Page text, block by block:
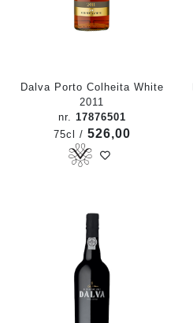
Dalva Porto Colheita White
2011
nr. 17876501
75cl / 526,00